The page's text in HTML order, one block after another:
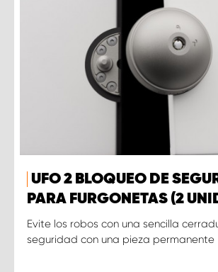
UFO 2 BLOQUEO DE
PARA FURGONETAS (2
Evite los robos con una sencilla
seguridad con una pieza permanente